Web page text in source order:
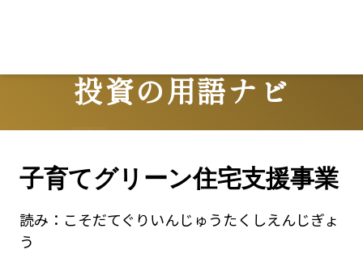
投資の用語ナビ
Terms
子育てグリーン住宅支援事業
読み： こそだてぐりいんじゅうたくしえんじぎょ
う